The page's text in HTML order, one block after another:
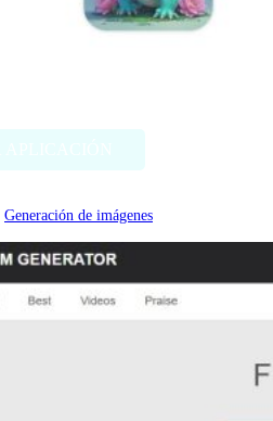
Generación de imágenes